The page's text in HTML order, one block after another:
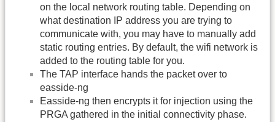
on the local network routing table. Depending on
what destination IP address you are trying to
communicate with, you may have to manually add
static routing entries. By default, the wifi network is
added to the routing table for you.
The TAP interface hands the packet over to
easside-ng
Easside-ng then encrypts it for injection using the
PRGA gathered in the initial connectivity phase.